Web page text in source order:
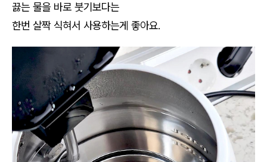
끓는 물을 바로 붓기보다는
한번 살짝 식혀서 사용하는게 좋아요.